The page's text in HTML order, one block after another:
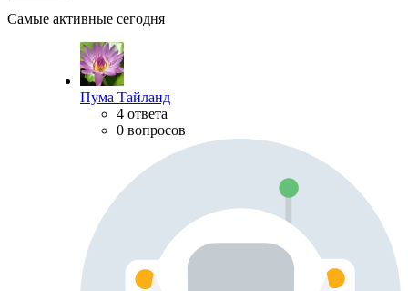
Самые активные сегодня
Пума Тайланд
4 ответа
0 вопросов